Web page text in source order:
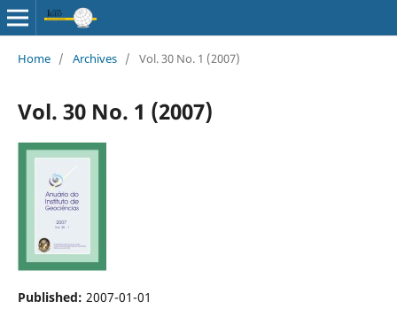
Home / Archives / Vol. 30 No. 1 (2007)
Vol. 30 No. 1 (2007)
Published: 2007-01-01